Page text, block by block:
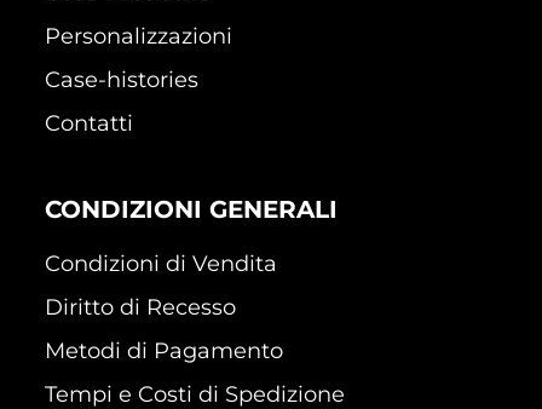
Personalizzazioni
Case-histories
Contatti
CONDIZIONI GENERALI
Condizioni di Vendita
Diritto di Recesso
Metodi di Pagamento
Tempi e Costi di Spedizione